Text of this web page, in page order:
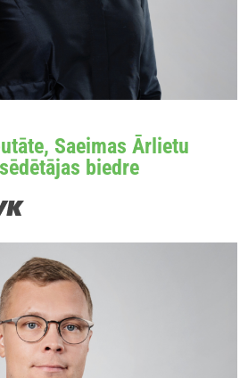
Saeimas Ārlietu
biedre